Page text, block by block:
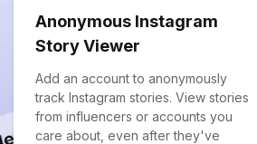
Anonymous Instagram
Story Viewer
Add an account to anonymously
track Instagram stories. View stories
from influencers or accounts you
care about, even after they've